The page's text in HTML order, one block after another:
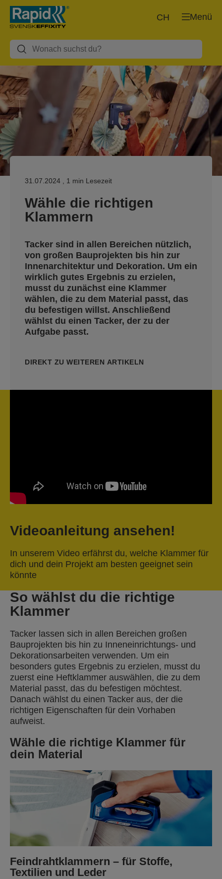
Menü
CH
31.07.2024 , 1 min Lesezeit
Wähle die richtigen
Klammern
Tacker sind in allen Bereichen nützlich,
von großen Bauprojekten bis hin zur
Innenarchitektur und Dekoration. Um ein
wirklich gutes Ergebnis zu erzielen,
musst du zunächst eine Klammer
wählen, die zu dem Material passt, das
du befestigen willst. Anschließend
wählst du einen Tacker, der zu der
Aufgabe passt.
DIREKT ZU WEITEREN ARTIKELN
Videoanleitung ansehen!
In unserem Video erfährst du, welche Klammer für
dich und dein Projekt am besten geeignet sein
könnte
So wählst du die richtige
Klammer
Tacker lassen sich in allen Bereichen großen
Bauprojekten bis hin zu Inneneinrichtungs- und
Dekorationsarbeiten verwenden. Um ein
besonders gutes Ergebnis zu erzielen, musst du
zuerst eine Heftklammer auswählen, die zu dem
Material passt, das du befestigen möchtest.
Danach wählst du einen Tacker aus, der die
richtigen Eigenschaften für dein Vorhaben
aufweist.
Wähle die richtige Klammer für
dein Material
Feindrahtklammern – für Stoffe,
Textilien und Leder